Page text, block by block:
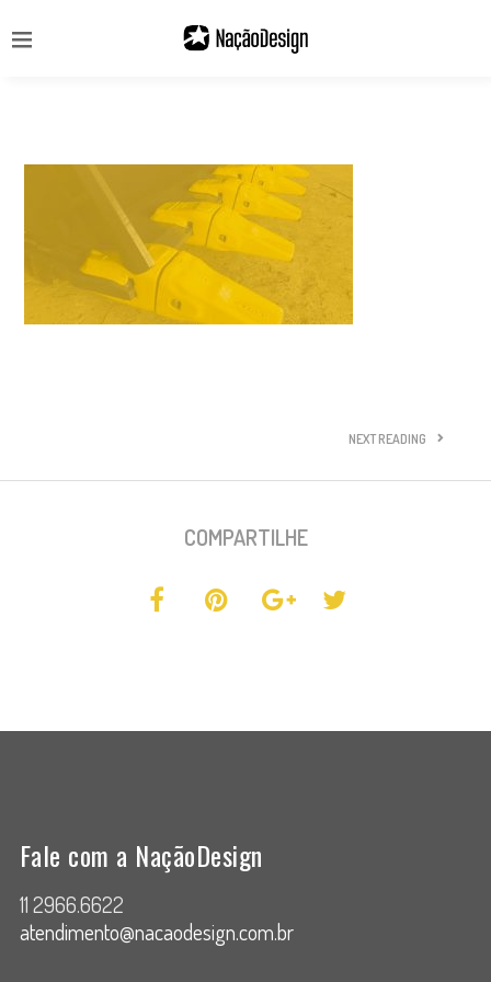
NEXT READING
COMPARTILHE
Fale com a NaçãoDesign
11 2966.6622
atendimento@nacaodesign.com.br